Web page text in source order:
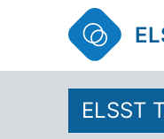
ELSST
HALLINTO
IKÄ
IKÄRYHMÄT